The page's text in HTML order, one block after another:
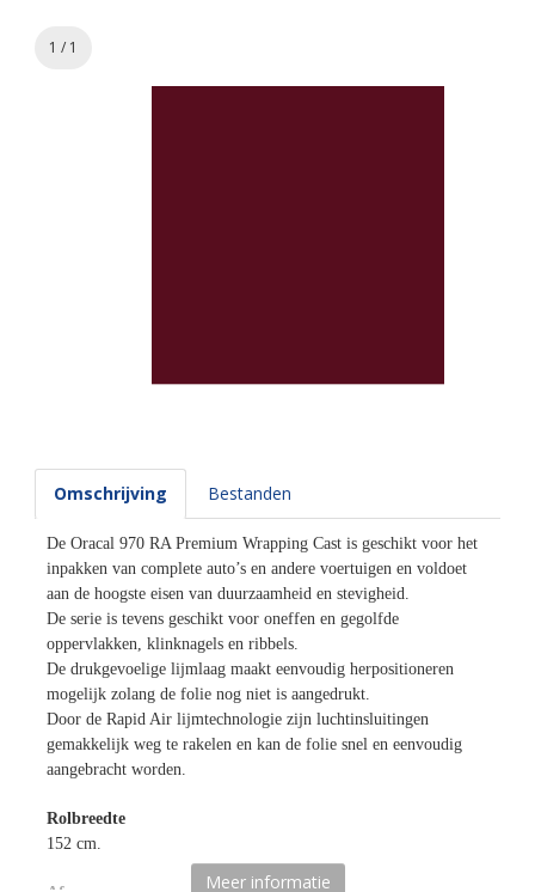
1 / 1
Omschrijving Bestanden
De Oracal 970 RA Premium Wrapping Cast is geschikt voor het
inpakken van complete auto’s en andere voertuigen en voldoet
aan de hoogste eisen van duurzaamheid en stevigheid.
De serie is tevens geschikt voor oneffen en gegolfde
oppervlakken, klinknagels en ribbels.
De drukgevoelige lijmlaag maakt eenvoudig herpositioneren
mogelijk zolang de folie nog niet is aangedrukt.
Door de Rapid Air lijmtechnologie zijn luchtinsluitingen
gemakkelijk weg te rakelen en kan de folie snel en eenvoudig
aangebracht worden.
Rolbreedte
152 cm.
Meer informatie